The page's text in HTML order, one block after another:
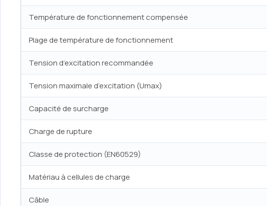
Température de fonctionnement compensée
Plage de température de fonctionnement
Tension d’excitation recommandée
Tension maximale d’excitation (Umax)
Capacité de surcharge
Charge de rupture
Classe de protection (EN60529)
Matériau à cellules de charge
Câble